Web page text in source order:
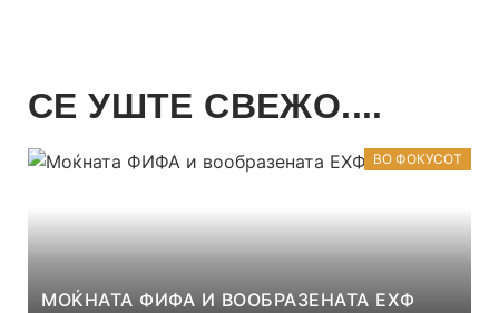
СЕ УШТЕ СВЕЖО....
ВО ФОКУСОТ
МОЌНАТА ФИФА И ВООБРАЗЕНАТА ЕХФ